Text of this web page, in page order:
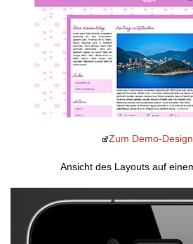
Zum Demo-
Ansicht des Layouts auf